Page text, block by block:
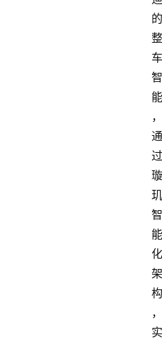
的
整
车
智
能
，
通
过
璇
玑
智
能
化
架
构
，
实